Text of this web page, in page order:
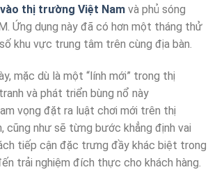
thị trường Việt Nam và phủ sóng
Ứng dụng này đã có hơn một tháng thử
khu vực trung tâm trên cùng địa bàn.
mặc dù là một “lính mới” trong thị
và phát triển bùng nổ này
vọng đặt ra luật chơi mới trên thị
cũng như sẽ từng bước khẳng định vai
tiếp cận đặc trưng đầy khác biệt trong
trải nghiệm đích thực cho khách hàng.